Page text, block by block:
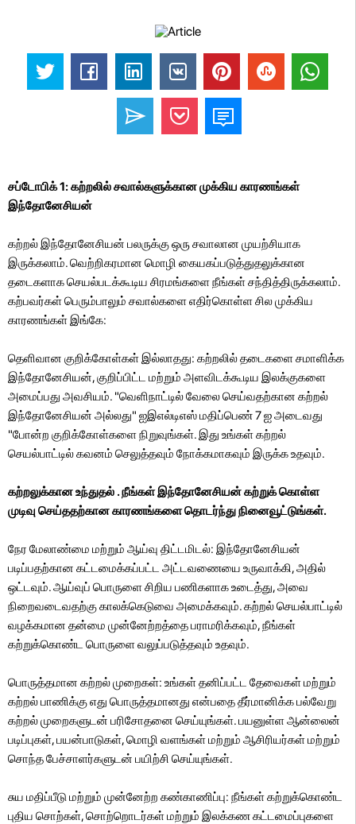
சப்டோபிக் 1: கற்றலில் சவால்களுக்கான முக்கிய காரணங்கள்
இந்தோனேசியன்
கற்றல் இந்தோனேசியன் பலருக்கு ஒரு சவாலான முயற்சியாக
இருக்கலாம். வெற்றிகரமான மொழி கையகப்படுத்துதலுக்கான
தடைகளாக செயல்படக்கூடிய சிரமங்களை நீங்கள் சந்தித்திருக்கலாம்.
கற்பவர்கள் பெரும்பாலும் சவால்களை எதிர்கொள்ள சில முக்கிய
காரணங்கள் இங்கே:
தெளிவான குறிக்கோள்கள் இல்லாதது: கற்றலில் தடைகளை சமாளிக்க
இந்தோனேசியன், குறிப்பிட்ட மற்றும் அளவிடக்கூடிய இலக்குகளை
அமைப்பது அவசியம். "வெளிநாட்டில் வேலை செய்வதற்கான கற்றல்
இந்தோனேசியன் அல்லது" ஐஇஎல்டிஎஸ் மதிப்பெண் 7 ஐ அடைவது
"போன்ற குறிக்கோள்களை நிறுவுங்கள். இது உங்கள் கற்றல்
செயல்பாட்டில் கவனம் செலுத்தவும் நோக்கமாகவும் இருக்க உதவும்.
கற்றலுக்கான உந்துதல் . நீங்கள் இந்தோனேசியன் கற்றுக் கொள்ள
முடிவு செய்ததற்கான காரணங்களை தொடர்ந்து நினைவூட்டுங்கள்.
நேர மேலாண்மை மற்றும் ஆய்வு திட்டமிடல்: இந்தோனேசியன்
படிப்பதற்கான கட்டமைக்கப்பட்ட அட்டவணையை உருவாக்கி, அதில்
ஒட்டவும். ஆய்வுப் பொருளை சிறிய பணிகளாக உடைத்து, அவை
நிறைவடைவதற்கு காலக்கெடுவை அமைக்கவும். கற்றல் செயல்பாட்டில்
வழக்கமான தன்மை முன்னேற்றத்தை பராமரிக்கவும், நீங்கள்
கற்றுக்கொண்ட பொருளை வலுப்படுத்தவும் உதவும்.
பொருத்தமான கற்றல் முறைகள்: உங்கள் தனிப்பட்ட தேவைகள் மற்றும்
கற்றல் பாணிக்கு எது பொருத்தமானது என்பதை தீர்மானிக்க பல்வேறு
கற்றல் முறைகளுடன் பரிசோதனை செய்யுங்கள். பயனுள்ள ஆன்லைன்
படிப்புகள், பயன்பாடுகள், மொழி வளங்கள் மற்றும் ஆசிரியர்கள் மற்றும்
சொந்த பேச்சாளர்களுடன் பயிற்சி செய்யுங்கள்.
சுய மதிப்பீடு மற்றும் முன்னேற்ற கண்காணிப்பு: நீங்கள் கற்றுக்கொண்ட
புதிய சொற்கள், சொற்றொடர்கள் மற்றும் இலக்கண கட்டமைப்புகளை